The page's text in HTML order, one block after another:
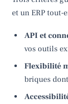
et un ERP tout-
API et
vos outils
Flexibilité
briques